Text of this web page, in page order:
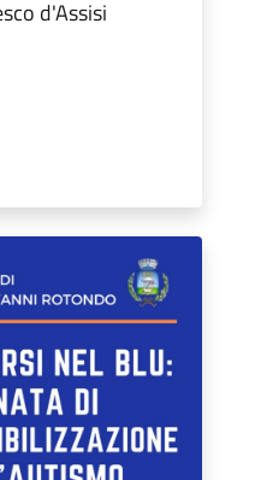
d'Assisi